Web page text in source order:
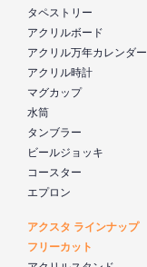
タペストリー
アクリルボード
アクリル万年カレンダー
アクリル時計
マグカップ
水筒
タンブラー
ビールジョッキ
コースター
エプロン
アクスタ ラインナップ
フリーカット